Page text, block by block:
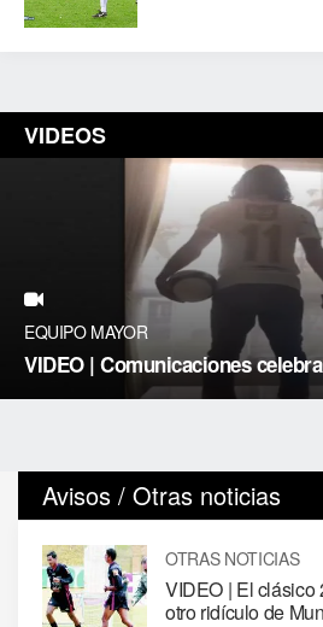
VIDEOS
EQUIPO MAYOR
VIDEO | Comunicaciones
Avisos / Otras noticias
OTRAS NOTICIAS
VIDEO | El clásico
otro ridículo de